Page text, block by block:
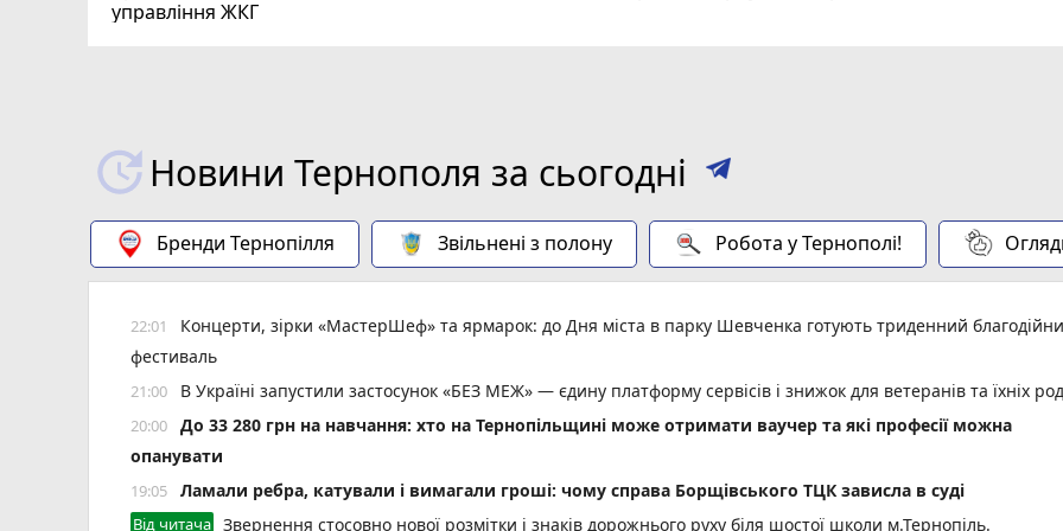
управління ЖКГ
Новини Тернополя за сьогодні
Бренди Тернопілля Звільнені з полону Робота у Тернополі!
22:01
Концерти, зірки «МастерШеф» та ярмарок: до Дня міста в парку Шевченка готують триденний
фестиваль
21:00 В Україні запустили застосунок «БЕЗ МЕЖ» — єдину платформу сервісів і знижок для ветеранів та їхніх
20:00
До 33 280 грн на навчання: хто на Тернопільщині може отримати ваучер та які професії можна
опанувати
19:05 Ламали ребра, катували і вимагали гроші: чому справа Борщівського ТЦК зависла в суді
Від читача Звернення стосовно нової розмітки і знаків дорожнього руху біля шостої школи м.Тернопіль.